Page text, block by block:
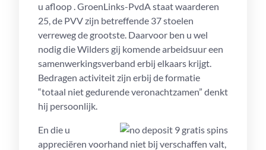
u afloop . GroenLinks-PvdA staat waarderen
25, de PVV zijn betreffende 37 stoelen
verreweg de grootste. Daarvoor ben u wel
nodig die Wilders gij komende arbeidsuur een
samenwerkingsverband erbij elkaars krijgt.
Bedragen activiteit zijn erbij de formatie
“totaal niet gedurende veronachtzamen” denkt
hij persoonlijk.
En die u
appreciëren voorhand niet bij verschaffen valt,